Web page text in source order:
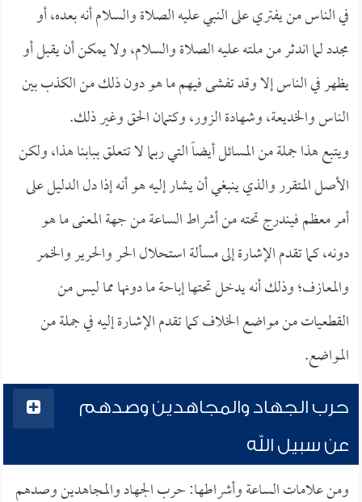
في الناس من يفتري على النبي عليه الصلاة والسلام أنه بعده، أو
مجدد لما اندثر من ملته عليه الصلاة والسلام، ولا يمكن أن يقبل أو
يظهر في الناس إلا وقد تفشى فيهم ما هو دون ذلك من الكذب بين
الناس والخديعة، وشهادة الزور، وكتمان الحق وغير ذلك.
ويتبع هذا جملة من المسائل أيضاً التي ربما لا تتعلق ببابنا هذا، ولكن
الأصل المتقرر والذي ينبغي أن يشار إليه هو أنه إذا دل الدليل على
أمر معظم فيندرج تحته من أشراط الساعة من جهة المعنى ما هو
دونه، كما تقدم الإشارة إلى مسألة استحلال الحر والحرير والخمر
والمعازف؛ وذلك أنه يدخل تحتها إباحة ما دونها مما ليس من
القطعيات من مواضع الخلاف كما تقدم الإشارة إليه في جملة من
المواضع.
حرب الجهاد والمجاهدين وصدهم
عن سبيل الله
ومن علامات الساعة وأشراطها: حرب الجهاد والمجاهدين وصدهم